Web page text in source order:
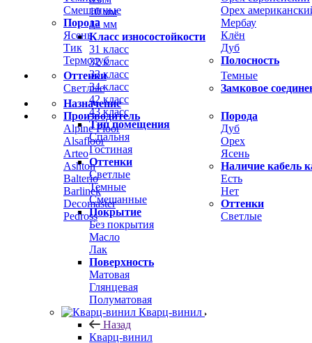
Смешанные
Порода
Ясень
Тик
Термодуб
Орех
Мербау
Клён
Дуб
Полосность
Оттенки
Светлые
Темные
Замковое
Назначение
Производитель
Alpine Floor
Alsafloor
Arteo
Ashton
Balterio
Barlinek
Decomaster
Pedross
Порода
Дуб
Орех
Ясень
Наличие кабель
Есть
Нет
Оттенки
Светлые
10 мм
12 мм
Класс износостойкости
31 класс
32 класс
33 класс
34 класс
42 класс
43 класс
Тип помещения
Спальня
Гостиная
Оттенки
Светлые
Темные
Смешанные
Покрытие
Без покрытия
Масло
Лак
Поверхность
Матовая
Глянцевая
Полуматовая
Кварц-винил
Назад
Кварц-винил